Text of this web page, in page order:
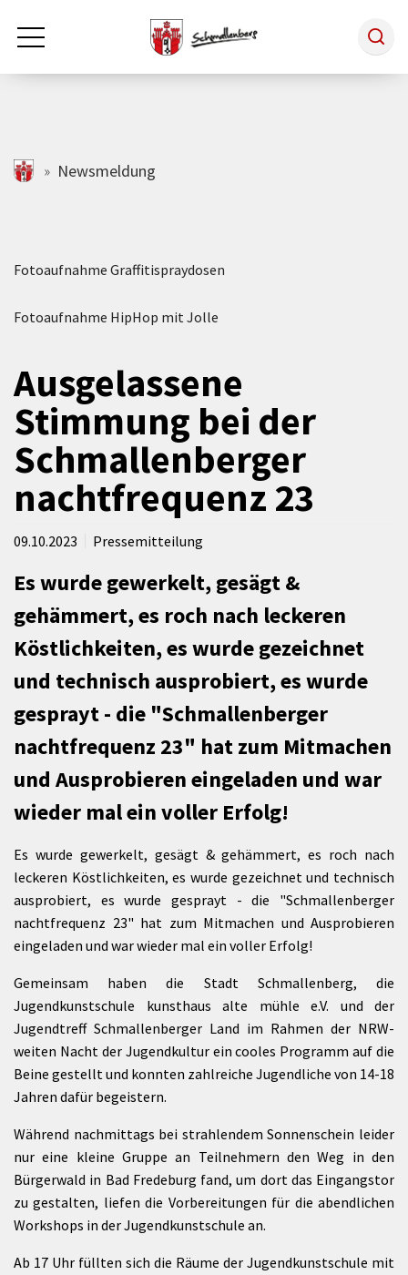
Zum Hauptinhalt springen
Rathaus & Politik
Tourismus
Wirtschaft
schmallenberg.de
Newsmeldung
Fotoaufnahme Graffitispraydosen
Fotoaufnahme HipHop mit Jolle
Ausgelassene
Stimmung bei der
Schmallenberger
nachtfrequenz 23
09.10.2023 Pressemitteilung
Es wurde gewerkelt, gesägt &
gehämmert, es roch nach leckeren
Köstlichkeiten, es wurde gezeichnet
und technisch ausprobiert, es wurde
gesprayt - die "Schmallenberger
nachtfrequenz 23" hat zum Mitmachen
und Ausprobieren eingeladen und war
wieder mal ein voller Erfolg!
Es wurde gewerkelt, gesägt & gehämmert, es roch nach
leckeren Köstlichkeiten, es wurde gezeichnet und technisch
ausprobiert, es wurde gesprayt - die "Schmallenberger
nachtfrequenz 23" hat zum Mitmachen und Ausprobieren
eingeladen und war wieder mal ein voller Erfolg!
Gemeinsam haben die Stadt Schmallenberg, die
Jugendkunstschule kunsthaus alte mühle e.V. und der
Jugendtreff Schmallenberger Land im Rahmen der NRW-
weiten Nacht der Jugendkultur ein cooles Programm auf die
Beine gestellt und konnten zahlreiche Jugendliche von 14-18
Jahren dafür begeistern.
Während nachmittags bei strahlendem Sonnenschein leider
nur eine kleine Gruppe an Teilnehmern den Weg in den
Bürgerwald in Bad Fredeburg fand, um dort das Eingangstor
zu gestalten, liefen die Vorbereitungen für die abendlichen
Workshops in der Jugendkunstschule an.
Ab 17 Uhr füllten sich die Räume der Jugendkunstschule mit